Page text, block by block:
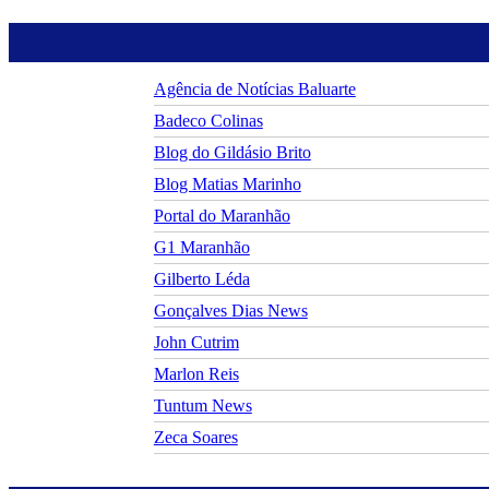
Agência de Notícias Baluarte
Badeco Colinas
Blog do Gildásio Brito
Blog Matias Marinho
Portal do Maranhão
G1 Maranhão
Gilberto Léda
Gonçalves Dias News
John Cutrim
Marlon Reis
Tuntum News
Zeca Soares